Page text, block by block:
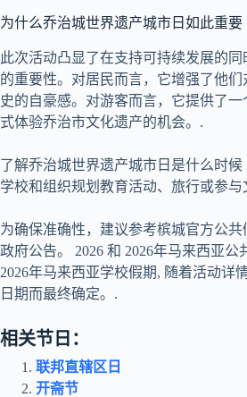
为什么乔治城世界遗产城市日如此重要
此次活动凸显了在支持可持续发展的
的重要性。对居民而言，它增强了他们
史的自豪感。对游客而言，它提供了
式体验乔治市文化遗产的机会。.
了解乔治城世界遗产城市日是什么时候
学校和组织规划教育活动、旅行或参与
为确保准确性，建议参考槟城官方公共
政府公告。 2026 和 2026年马来西亚公
2026年马来西亚学校假期, 随着活动详
日期而最终确定。.
相关节日：
联邦直辖区日
开斋节